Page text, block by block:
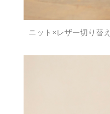
ニット×レザー切り替